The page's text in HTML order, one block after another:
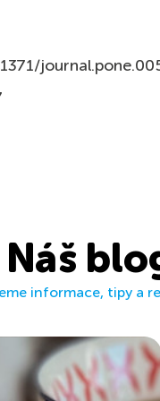
Náš
informace, tipy a